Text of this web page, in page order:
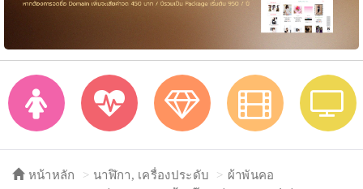
หน้าหลัก นาฬิกา, เครื่องประดับ
ผ้าพันคอ